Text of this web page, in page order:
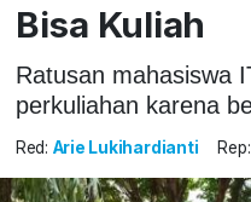
Bisa Kuliah
Ratusan mahasiswa
perkuliahan karena
Red: Arie Lukihardianti Rep: